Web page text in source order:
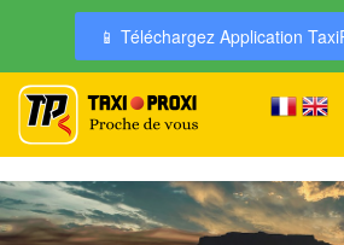
📱 Téléchargez Application